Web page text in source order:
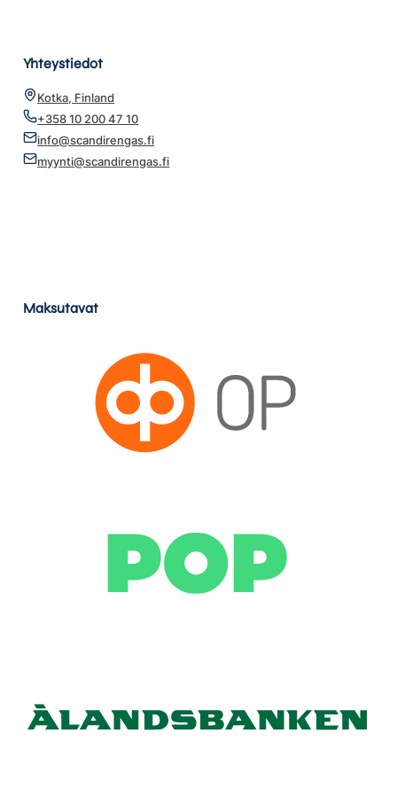
Yhteystiedot
Kotka, Finland
+358 10 200 47 10
info@scandirengas.fi
myynti@scandirengas.fi
Maksutavat